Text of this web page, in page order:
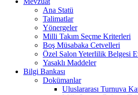
Ana Statü
Talimatlar
Yönergeler
Milli Takım Seçme Kriterleri
Boş Müsabaka Cetvelleri
Özel Salon Yeterlilik Belgesi
Yasaklı Maddeler
Bilgi Bankası
Dokümanlar
Uluslararası Turnuva